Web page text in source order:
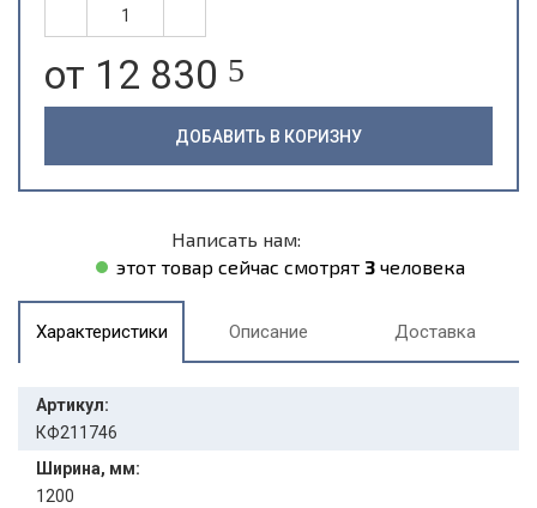
от 12 830 5
ДОБАВИТЬ В КОРИЗНУ
Написать нам:
этот товар сейчас смотрят 3 человека
Характеристики Описание Доставка
Артикул:
КФ211746
Ширина, мм:
1200